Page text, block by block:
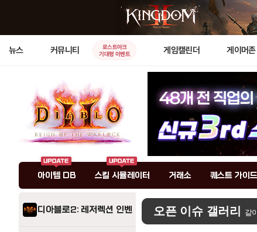
뉴스 커뮤니티
로스트아크
기대평 이벤트
게임캘린더 게이머존
아이템 DB 스킬 시뮬레이터 거래소 퀘스트 가이드
디아블로2: 레저렉션 인벤 오픈 이슈 갤러리 같